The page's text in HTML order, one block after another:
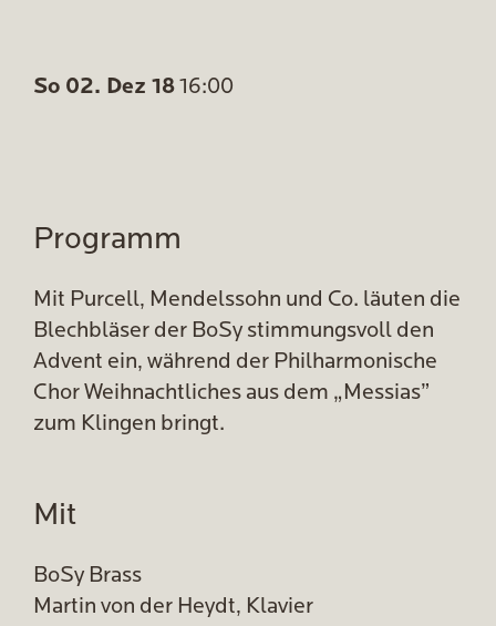
So 02. Dez 18 16:00
Programm
Mit Purcell, Mendelssohn und Co. läuten die
Blechbläser der BoSy stimmungsvoll den
Advent ein, während der Philharmonische
Chor Weihnachtliches aus dem „Messias”
zum Klingen bringt.
Mit
BoSy Brass
Martin von der Heydt, Klavier